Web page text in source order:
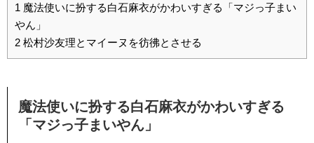
1 魔法使いに扮する白石麻衣がかわいすぎる「マジっ子まい
やん」
2 松村沙友理とマイーヌを彷彿とさせる
魔法使いに扮する白石麻衣がかわいすぎる
「マジっ子まいやん」